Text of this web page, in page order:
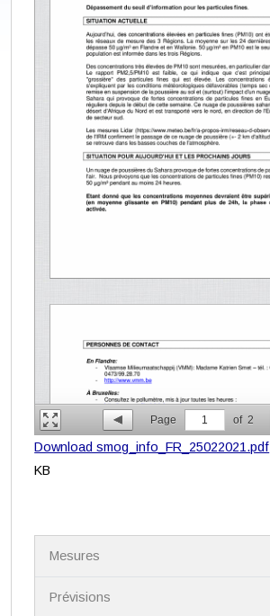
Page 1 of 2
Download smog_info_FR_25022021.pdf
KB
Mesures
Prévisions